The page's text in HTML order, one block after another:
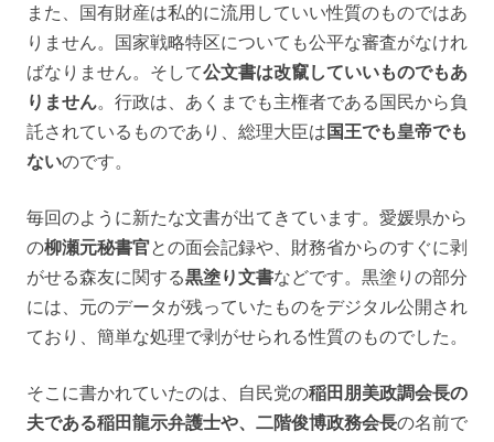
また、国有財産は私的に流用していい性質のものではあ
りません。国家戦略特区についても公平な審査がなけれ
ばなりません。そして公文書は改竄していいものでもあ
りません。行政は、あくまでも主権者である国民から負
託されているものであり、総理大臣は 国王でも皇帝でも
ないのです。
毎回のように新たな文書が出てきています。愛媛県から
の柳瀬元秘書官との面会記録や、財務省からのすぐに剥
がせる森友に関する黒塗り文書などです。黒塗りの部分
には、元のデータが残っていたものをデジタル公開され
ており、簡単な処理で剥がせられる性質のものでした。
そこに書かれていたのは、自民党の稲田朋美政調会長の
夫である稲田龍示弁護士や、二階俊博政務会長の名前で